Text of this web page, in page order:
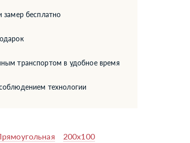
замер бесплатно
транспортом в удобное время
технологии
200x100